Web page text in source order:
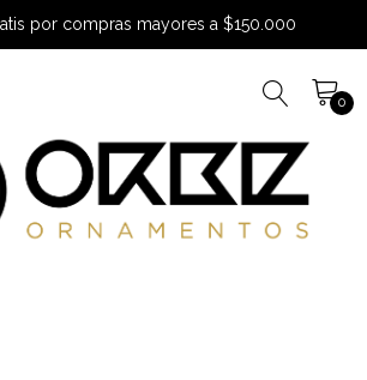
por compras mayores a $150.000
0